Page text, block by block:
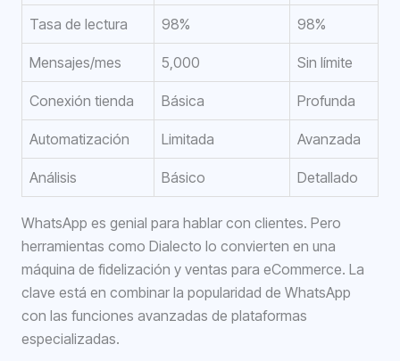
Tasa de lectura 98% 98%
Mensajes/mes 5,000 Sin límite
Conexión tienda Básica Profunda
Automatización Limitada Avanzada
Análisis Básico Detallado
WhatsApp es genial para hablar con clientes. Pero
herramientas como Dialecto lo convierten en una
máquina de fidelización y ventas para eCommerce. La
clave está en combinar la popularidad de WhatsApp
con las funciones avanzadas de plataformas
especializadas.